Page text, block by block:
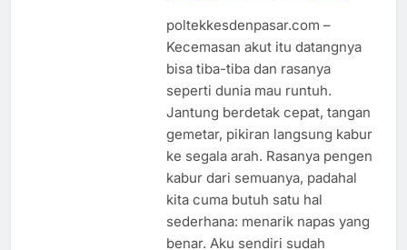
poltekkesdenpasar.com –
Kecemasan akut itu datangnya
bisa tiba-tiba dan rasanya
seperti dunia mau runtuh.
Jantung berdetak cepat, tangan
gemetar, pikiran langsung kabur
ke segala arah. Rasanya pengen
kabur dari semuanya, padahal
kita cuma butuh satu hal
sederhana: menarik napas yang
benar. Aku sendiri sudah